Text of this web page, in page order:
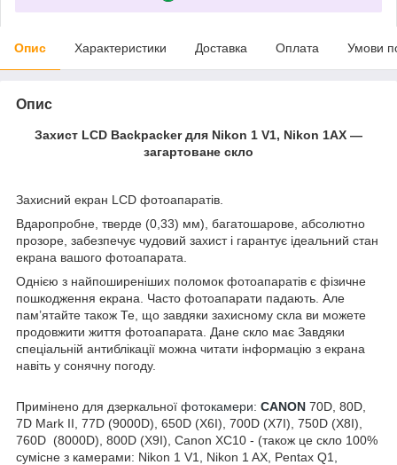
Опис Характеристики Доставка Оплата Умови
Опис
Захист LCD Backpacker для Nikon 1 V1, Nikon 1AX —
загартоване скло
Захисний екран LCD фотоапаратів.
Вдаропробне, тверде (0,33) мм), багатошарове, абсолютно
прозоре, забезпечує чудовий захист і гарантує ідеальний стан
екрана вашого фотоапарата.
Однією з найпоширеніших поломок фотоапаратів є фізичне
пошкодження екрана. Часто фотоапарати падають. Але
пам’ятайте також Те, що завдяки захисному скла ви можете
продовжити життя фотоапарата. Дане скло має Завдяки
спеціальній антиблікації можна читати інформацію з екрана
навіть у сонячну погоду.
Примінено для дзеркальної фотокамери: CANON 70D, 80D,
7D Mark II, 77D (9000D), 650D (X6I), 700D (X7I), 750D (X8I),
760D (8000D), 800D (X9I), Canon XC10 - (також це скло 100%
сумісне з камерами: Nikon 1 V1, Nikon 1 AX, Pentax Q1,